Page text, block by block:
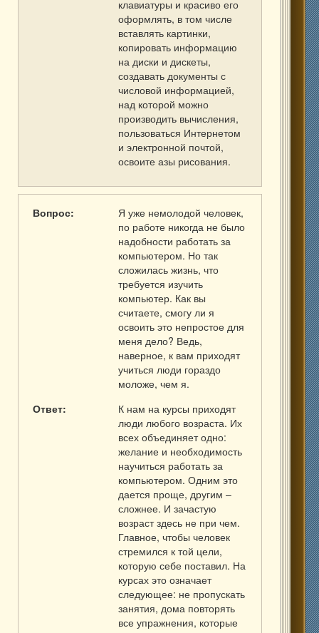
клавиатуры и красиво его
оформлять, в том числе
вставлять картинки,
копировать информацию
на диски и дискеты,
создавать документы с
числовой информацией,
над которой можно
производить вычисления,
пользоваться Интернетом
и электронной почтой,
освоите азы рисования.
Вопрос:
Я уже немолодой человек,
по работе никогда не было
надобности работать за
компьютером. Но так
сложилась жизнь, что
требуется изучить
компьютер. Как вы
считаете, смогу ли я
освоить это непростое для
меня дело? Ведь,
наверное, к вам приходят
учиться люди гораздо
моложе, чем я.
Ответ:
К нам на курсы приходят
люди любого возраста. Их
всех объединяет одно:
желание и необходимость
научиться работать за
компьютером. Одним это
дается проще, другим –
сложнее. И зачастую
возраст здесь не при чем.
Главное, чтобы человек
стремился к той цели,
которую себе поставил. На
курсах это означает
следующее: не пропускать
занятия, дома повторять
все упражнения, которые